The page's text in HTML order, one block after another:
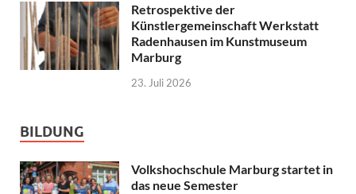
Retrospektive der
Künstlergemeinschaft Werkstatt
Radenhausen im Kunstmuseum
Marburg
23. Juli 2026
BILDUNG
Volkshochschule Marburg startet in
das neue Semester